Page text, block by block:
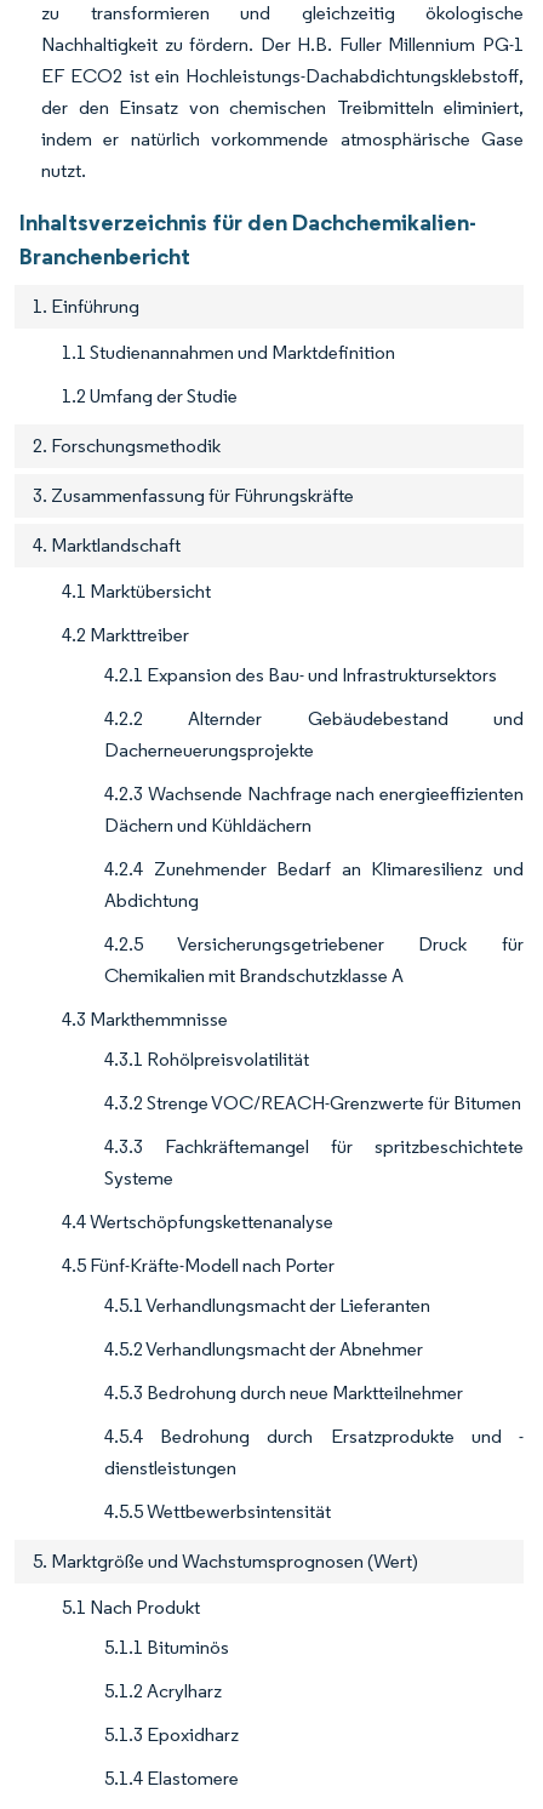
zu transformieren und gleichzeitig ökologische
Nachhaltigkeit zu fördern. Der H.B. Fuller Millennium PG-1
EF ECO2 ist ein Hochleistungs-Dachabdichtungsklebstoff,
der den Einsatz von chemischen Treibmitteln eliminiert,
indem er natürlich vorkommende atmosphärische Gase
nutzt.
Inhaltsverzeichnis für den Dachchemikalien-
Branchenbericht
1. Einführung
1.1 Studienannahmen und Marktdefinition
1.2 Umfang der Studie
2. Forschungsmethodik
3. Zusammenfassung für Führungskräfte
4. Marktlandschaft
4.1 Marktübersicht
4.2 Markttreiber
4.2.1 Expansion des Bau- und Infrastruktursektors
4.2.2 Alternder Gebäudebestand und
Dacherneuerungsprojekte
4.2.3 Wachsende Nachfrage nach energieeffizienten
Dächern und Kühldächern
4.2.4 Zunehmender Bedarf an Klimaresilienz und
Abdichtung
4.2.5 Versicherungsgetriebener Druck für
Chemikalien mit Brandschutzklasse A
4.3 Markthemmnisse
4.3.1 Rohölpreisvolatilität
4.3.2 Strenge VOC/REACH-Grenzwerte für Bitumen
4.3.3 Fachkräftemangel für spritzbeschichtete
Systeme
4.4 Wertschöpfungskettenanalyse
4.5 Fünf-Kräfte-Modell nach Porter
4.5.1 Verhandlungsmacht der Lieferanten
4.5.2 Verhandlungsmacht der Abnehmer
4.5.3 Bedrohung durch neue Marktteilnehmer
4.5.4 Bedrohung durch Ersatzprodukte und -
dienstleistungen
4.5.5 Wettbewerbsintensität
5. Marktgröße und Wachstumsprognosen (Wert)
5.1 Nach Produkt
5.1.1 Bituminös
5.1.2 Acrylharz
5.1.3 Epoxidharz
5.1.4 Elastomere